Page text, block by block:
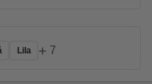
Lila + 7